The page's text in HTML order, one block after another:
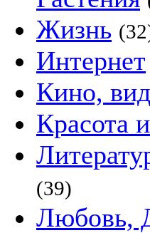
Жизнь
Интернет
Кино,
Красота
(39)
Любовь,